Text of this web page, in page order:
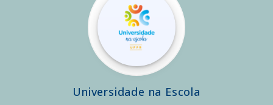
Universidade na Escola